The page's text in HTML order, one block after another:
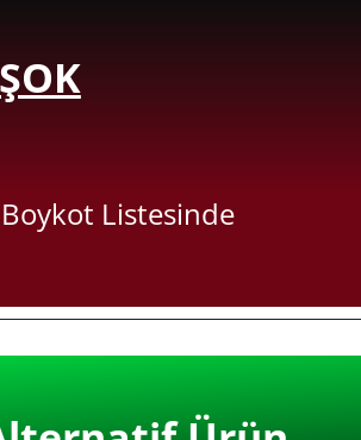
ŞOK
Listesinde